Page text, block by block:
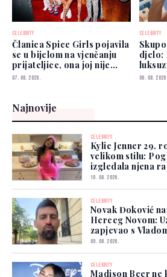
CELEBRITY
Članica Spice Girls pojavila
se u bijelom na vjenčanju
prijateljice, ona joj nije
prešutjela
07. 08. 2026.
CELEBRITY
djelo:
06. 08. 2026.
Najnovije
CELEBRITY
Kylie Jenner 29.
velikom stilu:
izgledala njena
10. 08. 2026.
CELEBRITY
Novak Đoković
Herceg Novom:
zapjevao s
09. 08. 2026.
CELEBRITY
Madison Beer ne